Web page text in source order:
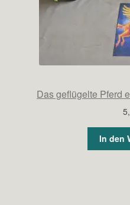
Das geflügelte Pferd
In den